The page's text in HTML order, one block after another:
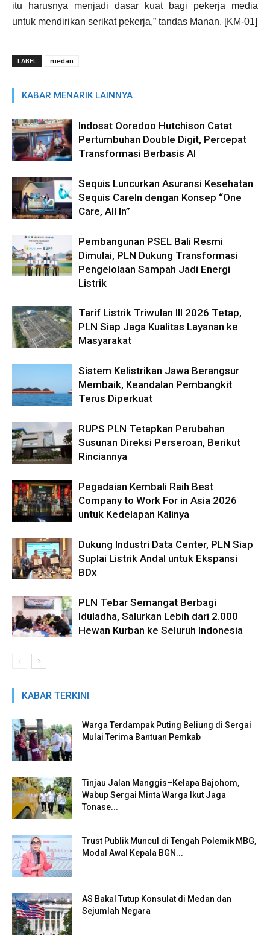
itu harusnya menjadi dasar kuat bagi pekerja media
untuk mendirikan serikat pekerja,” tandas Manan. [KM-01]
LABEL medan
KABAR MENARIK LAINNYA
Indosat Ooredoo Hutchison Catat
Pertumbuhan Double Digit, Percepat
Transformasi Berbasis AI
Sequis Luncurkan Asuransi Kesehatan
Sequis CareIn dengan Konsep “One
Care, All In”
Pembangunan PSEL Bali Resmi
Dimulai, PLN Dukung Transformasi
Pengelolaan Sampah Jadi Energi
Listrik
Tarif Listrik Triwulan III 2026 Tetap,
PLN Siap Jaga Kualitas Layanan ke
Masyarakat
Sistem Kelistrikan Jawa Berangsur
Membaik, Keandalan Pembangkit
Terus Diperkuat
RUPS PLN Tetapkan Perubahan
Susunan Direksi Perseroan, Berikut
Rinciannya
Pegadaian Kembali Raih Best
Company to Work For in Asia 2026
untuk Kedelapan Kalinya
Dukung Industri Data Center, PLN Siap
Suplai Listrik Andal untuk Ekspansi
BDx
PLN Tebar Semangat Berbagi
Iduladha, Salurkan Lebih dari 2.000
Hewan Kurban ke Seluruh Indonesia
KABAR TERKINI
Warga Terdampak Puting Beliung di Sergai
Mulai Terima Bantuan Pemkab
Tinjau Jalan Manggis–Kelapa Bajohom,
Wabup Sergai Minta Warga Ikut Jaga
Tonase...
Trust Publik Muncul di Tengah Polemik MBG,
Modal Awal Kepala BGN...
AS Bakal Tutup Konsulat di Medan dan
Sejumlah Negara